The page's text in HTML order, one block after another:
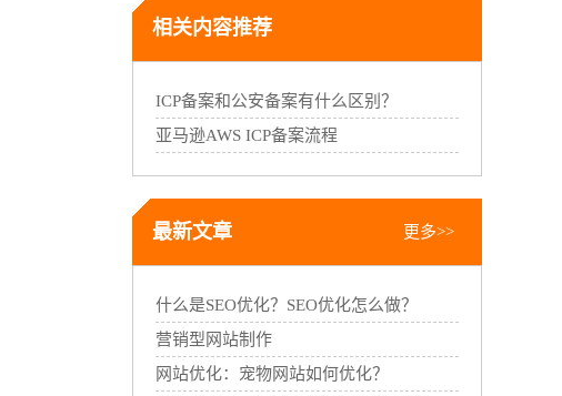
赋能线下门店，线上线下一体经营
相关内容推荐
ICP备案和公安备案有什么区别？
亚马逊AWS ICP备案流程
最新文章 更多>>
什么是SEO优化？SEO优化怎么做？
营销型网站制作
网站优化：宠物网站如何优化？